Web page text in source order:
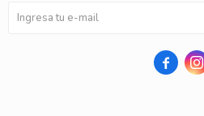
 